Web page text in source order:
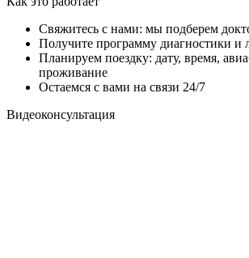
Свяжитесь с нами: мы подберем
Получите программу диагностики и
Планируем поездку: дату, время,
проживание
Остаемся с вами на связи 24/7
Видеоконсультация